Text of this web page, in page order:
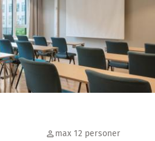
max 12 personer